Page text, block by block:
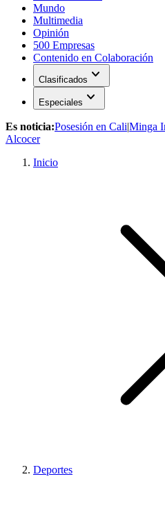
Mundo
Multimedia
Opinión
500 Empresas
Contenido en Colaboración
Clasificados expand_more
Especiales expand_more
Es noticia:Posesión en Cali|Minga
Alcocer
Inicio
Deportes